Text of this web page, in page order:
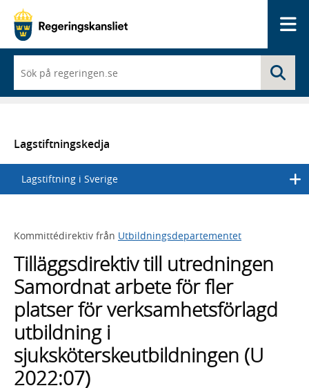
du
börjar
skriva
en
lista
med
sökförslag
Lagstiftningskedja
Lagstiftning i Sverige
Kommittédirektiv från Utbildningsdepartementet
Tilläggsdirektiv till utredningen
Samordnat arbete för fler
platser för verksamhetsförlagd
utbildning i
sjuksköterskeutbildningen (U
2022:07)